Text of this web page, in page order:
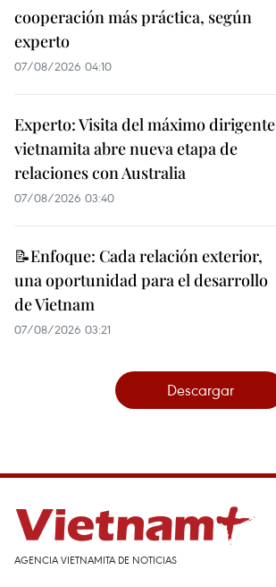
cooperación más práctica, según
experto
07/08/2026 04:10
Experto: Visita del máximo dirigente
vietnamita abre nueva etapa de
relaciones con Australia
07/08/2026 03:40
📝Enfoque: Cada relación exterior,
una oportunidad para el desarrollo
de Vietnam
07/08/2026 03:21
Descargar
AGENCIA VIETNAMITA DE NOTICIAS